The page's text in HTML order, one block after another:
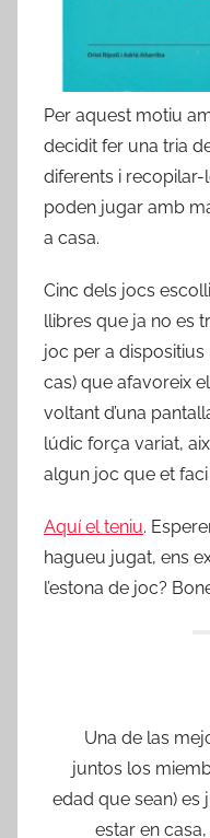
Per aquest motiu
decidit fer una tria
diferents i recopilar-
poden jugar amb
a casa.
Cinc dels jocs
llibres que ja no es
joc per a
cas) que afavoreix
voltant d’una
lúdic força variat,
algun joc que et faci
Aquí el teniu.
hagueu jugat, ens
l’estona de joc?
Una de las
juntos los
edad que sean) es
estar en